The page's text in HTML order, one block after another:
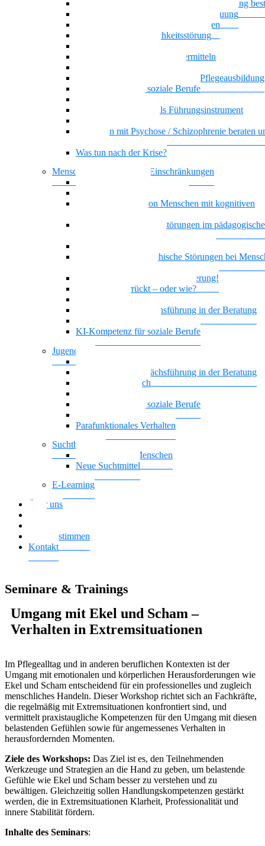
Wenn psychische Belastungen die Ausbildung
Klare Grenzen in der Pflege und Betreuung
Basiswissen psychische Erkrankungen
Narzisstische Persönlichkeitsstörung
Auszubildenden Sicherheit vermitteln
Selbstorganisiertes Lernen in der Pflegeausbildung
KI-Kompetenz für soziale Berufe
Dienstplangestaltung als Führungsinstrument
Menschen mit Psychose / Schizophrenie beraten
Was tun nach der Krise?
Menschen mit kognitiven Einschränkungen
Alltagsbegleitung von Menschen mit kognitiven
Bindung und Bindungsstörungen im
Doppeldiagnose: psychische Störungen bei
Borderline und Geistige Behinderung!
Ist das jetzt verrückt – oder wie?
Motivierende Gesprächsführung in der Beratung
KI-Kompetenz für soziale Berufe
Jugendhilfe
Motivierende Gesprächsführung in der Beratung
Nationalität Mensch
KI-Kompetenz für soziale Berufe
Parafunktionales Verhalten
Suchtberatung
Suchterkrankte Menschen
Neue Suchtmittel
E-Learning
Über uns
Kundenstimmen
Kontakt
Seminare & Trainings
Umgang mit Ekel und Scham –
Verhalten in Extremsituationen
Im Pflegealltag und in anderen beruflichen Kontexten ist der
Umgang mit emotionalen und körperlichen Herausforderungen wie
Ekel und Scham entscheidend für ein professionelles und zugleich
menschliches Handeln. Dieser Workshop richtet sich an Fachkräfte,
die regelmäßig mit Extremsituationen konfrontiert sind, und
vermittelt praxistaugliche Kompetenzen für den Umgang mit diesen
belastenden Gefühlen sowie für angemessenes Verhalten in
herausfordernden Momenten.
Ziele des Workshops: Das Ziel ist es, den Teilnehmenden
Werkzeuge und Strategien an die Hand zu geben, um belastende
Gefühle wie Ekel und Scham besser zu verstehen und zu
bewältigen. Gleichzeitig sollen Handlungskompetenzen gestärkt
werden, die in Extremsituationen Klarheit, Professionalität und
innere Stabilität fördern.
Inhalte des Seminars: